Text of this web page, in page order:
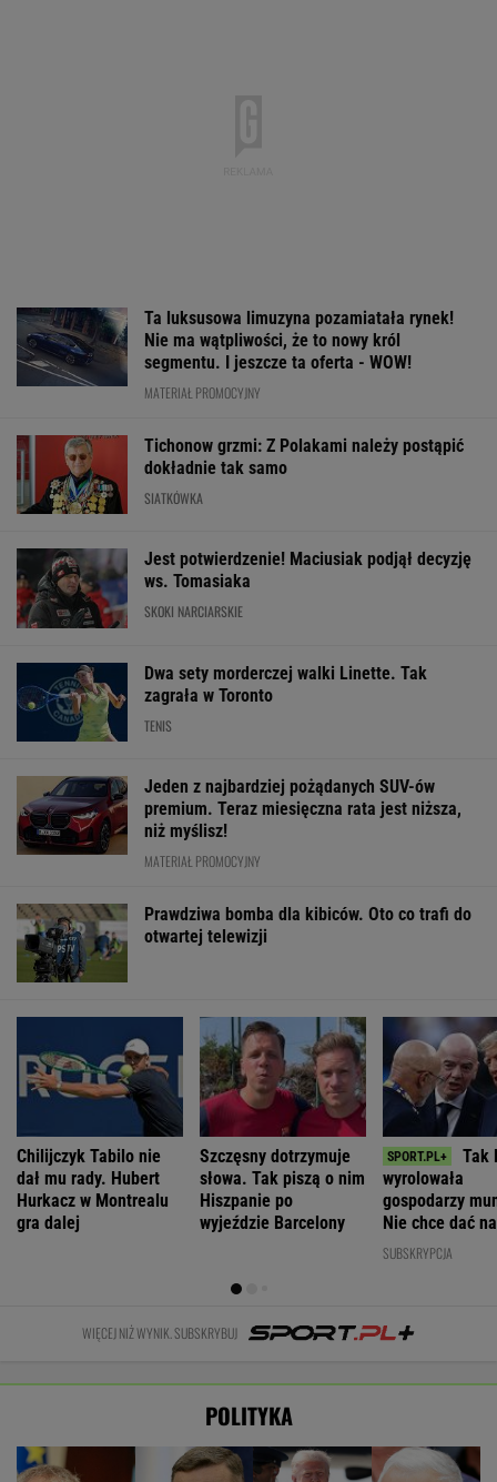
Ta luksusowa limuzyna pozamiatała rynek!
Nie ma wątpliwości, że to nowy król
segmentu. I jeszcze ta oferta - WOW!
MATERIAŁ PROMOCYJNY
Tichonow grzmi: Z Polakami należy postąpić
dokładnie tak samo
SIATKÓWKA
Jest potwierdzenie! Maciusiak podjął decyzję
ws. Tomasiaka
SKOKI NARCIARSKIE
Dwa sety morderczej walki Linette. Tak
zagrała w Toronto
TENIS
Jeden z najbardziej pożądanych SUV-ów
premium. Teraz miesięczna rata jest niższa,
niż myślisz!
MATERIAŁ PROMOCYJNY
Prawdziwa bomba dla kibiców. Oto co trafi do
otwartej telewizji
Chilijczyk Tabilo nie
dał mu rady. Hubert
Hurkacz w Montrealu
gra dalej
Szczęsny dotrzymuje
słowa. Tak piszą o nim
Hiszpanie po
wyjeździe Barcelony
Tak
wyrolowała
gospodarzy
Nie chce dać
miliona
SUBSKRYPCJA
WIĘCEJ NIŻ WYNIK. SUBSKRYBUJ
POLITYKA